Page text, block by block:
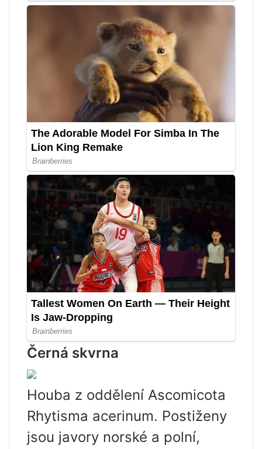
Černá skvrna
Houba z oddělení Ascomicota
Rhytisma acerinum. Postiženy
jsou javory norské a polní,